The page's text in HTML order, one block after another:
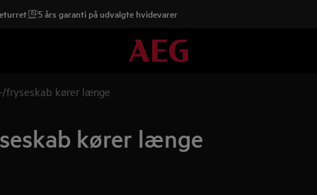
5 års garanti på udvalgte hvidevarer
fryseskab kører længe
kører længe